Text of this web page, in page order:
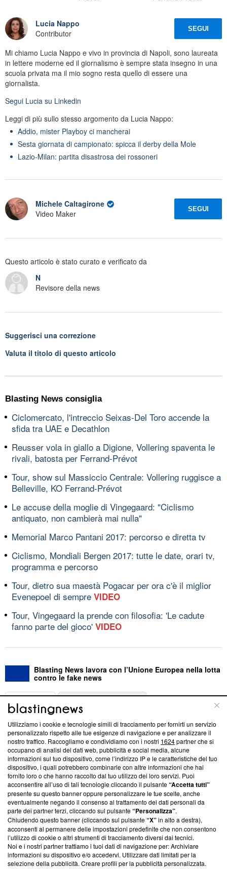
Lucia Nappo
Contributor
SEGUI
Mi chiamo Lucia Nappo e vivo in provincia di Napoli, sono laureata
in lettere moderne ed il giornalismo è sempre stata insegno in una
scuola privata ma il mio sogno resta quello di essere una
giornalista.
Segui Lucia su Linkedin
Leggi di più sullo stesso argomento da Lucia Nappo:
Addio, mister Playboy ci mancherai
Sesta giornata di campionato: spicca il derby della Mole
Lazio-Milan: partita disastrosa dei rossoneri
Michele Caltagirone
Video Maker
SEGUI
Questo articolo è stato curato e verificato da
N
Revisore della news
Suggerisci una correzione
Valuta il titolo di questo articolo
Blasting News consiglia
Ciclomercato, l'intreccio Seixas-Del Toro accende la
sfida tra UAE e Decathlon
Reusser vola in giallo a Digione, Vollering spaventa le
rivali, batosta per Ferrand-Prévot
Tour, show sul Massiccio Centrale: Vollering ruggisce a
Belleville, KO Ferrand-Prévot
Le accuse della moglie di Vingegaard: "Ciclismo
antiquato, non cambierà mai nulla"
Memorial Marco Pantani 2017: percorso e diretta tv
Ciclismo, Mondiali Bergen 2017: tutte le date, orari tv,
programma e percorso
Tour, dietro sua maestà Pogacar per ora c'è il miglior
Evenepoel di sempre VIDEO
Tour, Vingegaard la prende con filosofia: 'Le cadute
fanno parte del gioco' VIDEO
Blasting News lavora con l’Unione Europea nella lotta
contro le fake news
ABOUT
Questa sezione offre informazioni trasparenti su Blasting
News, sui nostri processi editoriali e su come ci impegniamo a
creare news di qualità. Inoltre, afferma la nostra aderenza a
‘Trust Project - News with Integrity’Blasting News non è
ancora membro del programma, ma ha richiesto di farne
parte; Trust Project non ha ancora effettuato una verifica di
conformità agli standard.
Su di noi
Team editoriale
Corporate
Redazione
Utilizziamo i cookie e tecnologie simili di tracciamento per fornirti un servizio
personalizzato rispetto alle tue esigenze di navigazione e per analizzare il
nostro traffico. Raccogliamo e condividiamo con i nostri 1624partner che si
occupano di analisi dei dati web, pubblicità e social media, alcune
informazioni sul tuo dispositivo, come l’indirizzo IP e le caratteristiche del tuo
dispositivo, i quali potrebbero combinarle con altre informazioni che hai
fornito loro o che hanno raccolto dal tuo utilizzo dei loro servizi. Puoi
acconsentire all’uso di tali tecnologie cliccando il pulsante“Accetta tutti”
presente su questo banner oppure personalizzare le tue scelte, anche
eventualmente negando il consenso al trattamento dei dati personali da
parte dei partner terzi, cliccando sul pulsante“Personalizza”.
Chiudendo questo banner (cliccando sul pulsante“X”in alto a destra),
acconsenti al permanere delle impostazioni predefinite che non consentono
l’utilizzo di cookie o altri strumenti di tracciamento diversi dai tecnici.
Noi e i nostri partner trattiamo i tuoi dati di navigazione per: Archiviare
informazioni su dispositivo e/o accedervi. Utilizzare dati limitati per la
selezione della pubblicità. Creare profili per la pubblicità personalizzata.